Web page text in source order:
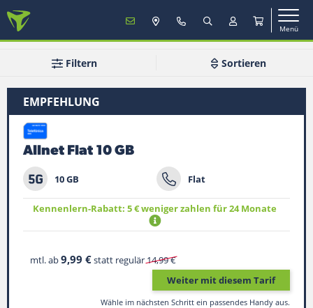
Menü
Mobilfunk
TV & Internet
Service
Vertrag verlängern
Filtern Sortieren
EMPFEHLUNG
Allnet Flat 10 GB
10 GB Flat
Kennenlern-Rabatt: 5 € weniger zahlen für 24 Monate
mtl. ab9,99 €statt regulär14,99 €
Weiter mit diesem Tarif
Wähle im nächsten Schritt ein passendes Handy aus.